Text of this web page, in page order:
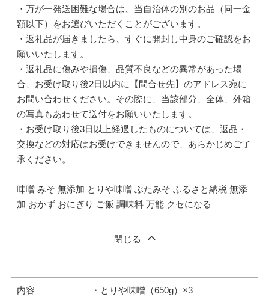
・万が一発送困難な場合は、当自治体の別のお品（同一金
額以下）をお選びいただくことがございます。
・返礼品が届きましたら、すぐに開封し中身のご確認をお
願いいたします。
・返礼品に傷みや損傷、品質不良などの異常があった場
合、お受け取り後2日以内に【問合せ先】のアドレス宛に
お問い合わせください。その際に、当該部分、全体、外箱
の写真もあわせて送付をお願いいたします。
・お受け取り後3日以上経過したものについては、返品・
交換などの対応はお受けできませんので、あらかじめご了
承ください。
味噌 みそ 無添加 とりや味噌 ぶたみそ ふるさと納税 無添
加 おかず おにぎり ご飯 調味料 万能 クセになる
閉じる
内容
・とりや味噌（650g）×3